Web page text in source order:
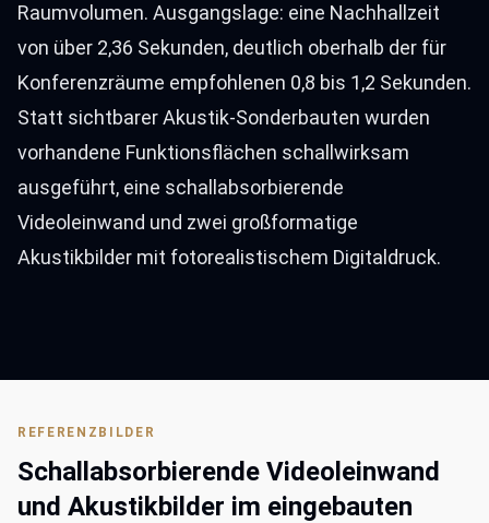
Raumvolumen. Ausgangslage: eine Nachhallzeit
von über 2,36 Sekunden, deutlich oberhalb der für
Konferenzräume empfohlenen 0,8 bis 1,2 Sekunden.
Statt sichtbarer Akustik-Sonderbauten wurden
vorhandene Funktionsflächen schallwirksam
ausgeführt, eine schallabsorbierende
Videoleinwand und zwei großformatige
Akustikbilder mit fotorealistischem Digitaldruck.
REFERENZBILDER
Schallabsorbierende Videoleinwand
und Akustikbilder im eingebauten